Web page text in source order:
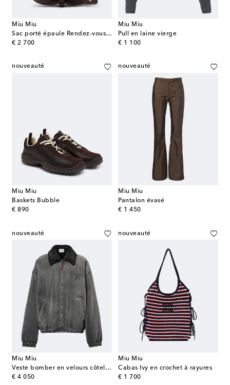
Miu Miu
Sac porté épaule Rendez-vous en cuir
€ 2 700
original price
Miu Miu
Pull en laine vierge
€ 1 100
original price
nouveauté
Miu Miu
Baskets Bubble
€ 890
original price
nouveauté
Miu Miu
Pantalon évasé
€ 1 450
original price
nouveauté
Miu Miu
Veste bomber en velours côtelé de coton
€ 4 050
original price
nouveauté
Miu Miu
Cabas Ivy en crochet à rayures
€ 1 700
original price